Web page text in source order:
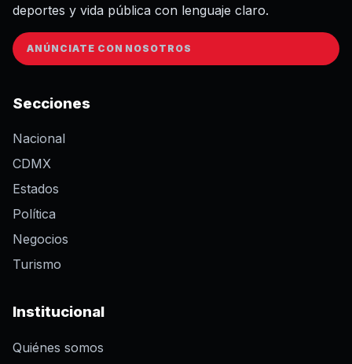
deportes y vida pública con lenguaje claro.
ANÚNCIATE CON NOSOTROS
Secciones
Nacional
CDMX
Estados
Política
Negocios
Turismo
Institucional
Quiénes somos